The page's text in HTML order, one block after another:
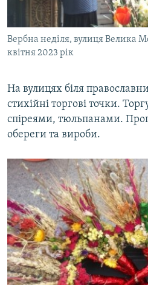
Вербна неділя, вулиця Велика
квітня 2023 рік
На вулицях біля
стихійні торгові точки.
спіреями, тюльпанами.
обереги та вироби.